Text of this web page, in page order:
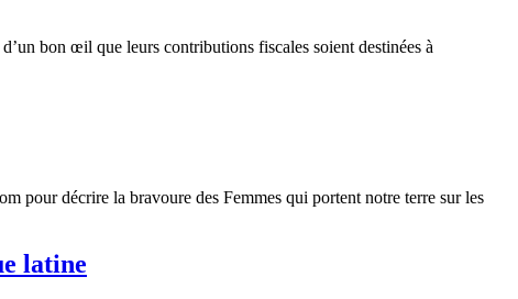
bon œil que leurs contributions fiscales soient destinées à
pour décrire la bravoure des Femmes qui portent notre terre sur les
latine